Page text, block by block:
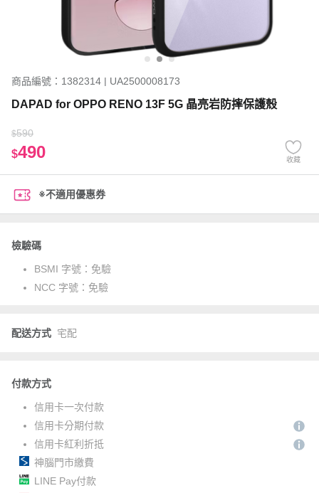
商品編號：1382314 | UA2500008173
DAPAD for OPPO RENO 13F 5G 晶亮岩防摔保護殼
$590
$490 收藏
※不適用優惠券
檢驗碼
BSMI 字號： 免驗
NCC 字號： 免驗
配送方式 宅配
付款方式
信用卡一次付款
信用卡分期付款
信用卡紅利折抵
神腦門市繳費
LINE Pay付款